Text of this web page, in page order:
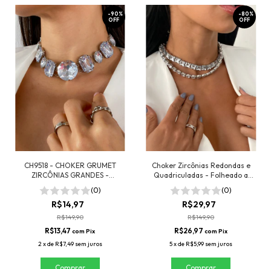
CH9518 - CHOKER GRUMET
ZIRCÔNIAS GRANDES -
FOLHEADO A PRATA 925
(0)
R$14,97
-90%
OFF
R$149,90
R$13,47com Pix
2xde R$7,49 sem juros
Choker Zircônias Redondas e
Quadriculadas - Folheado a
Prata 925
(0)
R$29,97
-80%
OFF
R$149,90
R$26,97com Pix
5xde R$5,99 sem juros